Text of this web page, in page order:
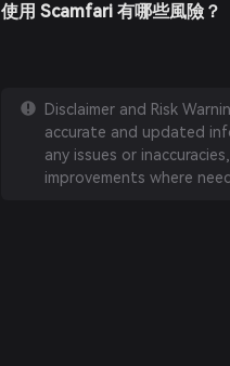
使用 Scamfari 有哪些風險？
Disclaimer and Risk
accurate and updated
any issues or
improvements where